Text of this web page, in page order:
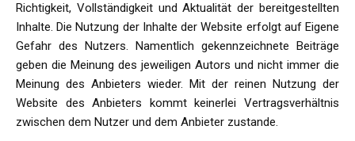
Richtigkeit, Vollständigkeit und Aktualität der bereitgestellten
Inhalte. Die Nutzung der Inhalte der Website erfolgt auf Eigene
Gefahr des Nutzers. Namentlich gekennzeichnete Beiträge
geben die Meinung des jeweiligen Autors und nicht immer die
Meinung des Anbieters wieder. Mit der reinen Nutzung der
Website des Anbieters kommt keinerlei Vertragsverhältnis
zwischen dem Nutzer und dem Anbieter zustande.